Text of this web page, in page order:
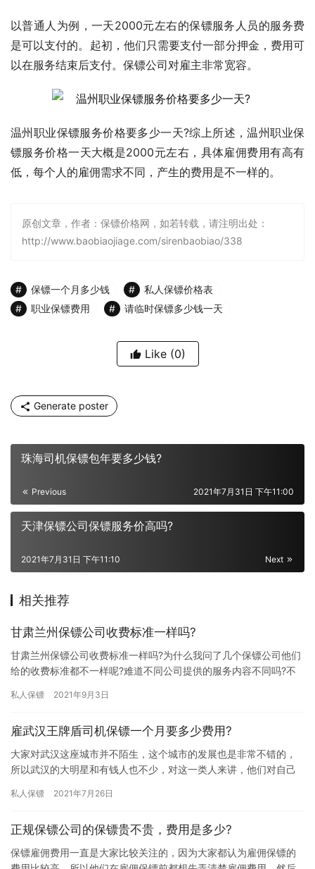
以普通人为例，一天2000元左右的保镖服务人员的服务费
是可以支付的。起初，他们只需要支付一部分押金，费用可
以在服务结束后支付。保镖公司对雇主非常宽容。
温州职业保镖服务价格要多少一天?综上所述，温州职业保
镖服务价格一天大概是2000元左右，具体雇佣费用有高有
低，每个人的雇佣需求不同，产生的费用是不一样的。
原创文章，作者：保镖价格网，如若转载，请注明出处：
http://www.baobiaojiage.com/sirenbaobiao/338
保镖一个月多少钱
私人保镖价格表
职业保镖费用
请临时保镖多少钱一天
Like (0)
Generate poster
珠海司机保镖包年要多少钱?
Previous 2021年7月31日 下午11:00
天津保镖公司保镖服务价高吗?
Next
2021年7月31日 下午11:10
相关推荐
甘肃兰州保镖公司收费标准一样吗?
甘肃兰州保镖公司收费标准一样吗?为什么我问了几个保镖公司他们
给的收费标准都不一样呢?难道不同公司提供的服务内容不同吗?不
私人保镖 2021年9月3日
雇武汉王牌盾司机保镖一个月要多少费用?
大家对武汉这座城市并不陌生，这个城市的发展也是非常不错的，
所以武汉的大明星和有钱人也不少，对这一类人来讲，他们对自己
己，那雇…
私人保镖 2021年7月26日
正规保镖公司的保镖贵不贵，费用是多少?
保镖雇佣费用一直是大家比较关注的，因为大家都认为雇佣保镖的